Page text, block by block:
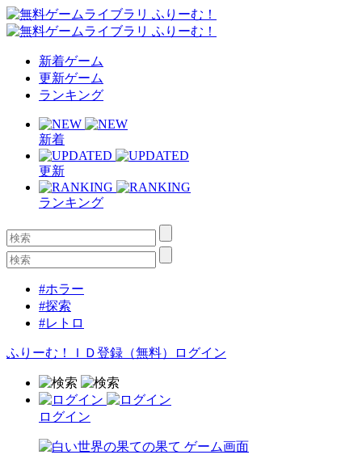
新着ゲーム
更新ゲーム
ランキング
新着
更新
ランキング
#ホラー
#探索
#レトロ
ふりーむ！ＩＤ登録（無料） ログイン
ログイン